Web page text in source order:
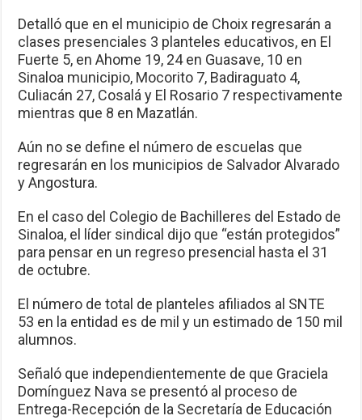
Detalló que en el municipio de Choix regresarán a
clases presenciales 3 planteles educativos, en El
Fuerte 5, en Ahome 19, 24 en Guasave, 10 en
Sinaloa municipio, Mocorito 7, Badiraguato 4,
Culiacán 27, Cosalá y El Rosario 7 respectivamente
mientras que 8 en Mazatlán.
Aún no se define el número de escuelas que
regresarán en los municipios de Salvador Alvarado
y Angostura.
En el caso del Colegio de Bachilleres del Estado de
Sinaloa, el líder sindical dijo que “están protegidos”
para pensar en un regreso presencial hasta el 31
de octubre.
El número de total de planteles afiliados al SNTE
53 en la entidad es de mil y un estimado de 150 mil
alumnos.
Señaló que independientemente de que Graciela
Domínguez Nava se presentó al proceso de
Entrega-Recepción de la Secretaría de Educación